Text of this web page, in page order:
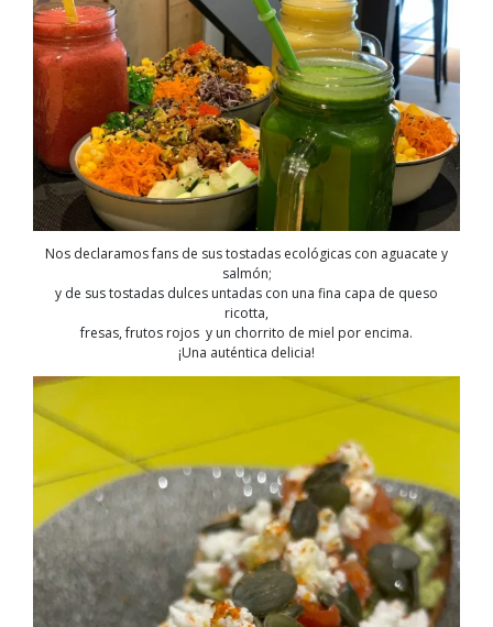
Nos declaramos fans de sus tostadas ecológicas con aguacate y
salmón;
y de sus tostadas dulces untadas con una fina capa de queso
ricotta,
fresas, frutos rojos y un chorrito de miel por encima.
¡Una auténtica delicia!